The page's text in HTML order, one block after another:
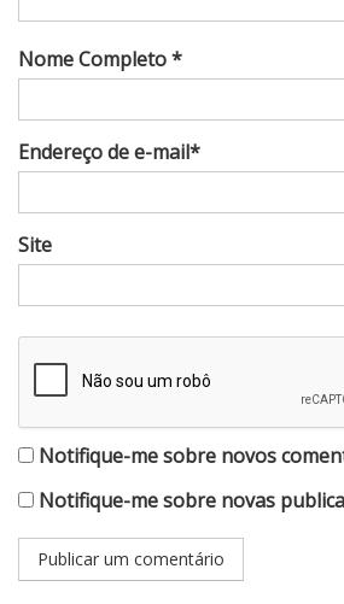
Nome Completo *
Endereço de e-mail*
Site
Notifique-me sobre novos
Notifique-me sobre novas